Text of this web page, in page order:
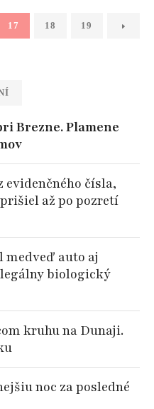
17 18 19
Brezne. Plamene
evidenčného čísla,
až po pozretí
medveď auto aj
biologický
kruhu na Dunaji.
noc za posledné